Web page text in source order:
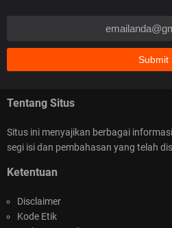
Capture Card Selain Elgato
Streaming Tanpa Ribet
Tentang Situs
Situs ini menyajikan berbagai
segi isi dan pembahasan yang telah
Ketentuan
Disclaimer
Kode Etik